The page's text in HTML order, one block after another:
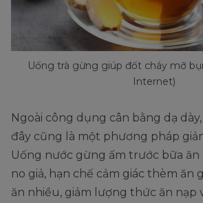
Uống trà gừng giúp đốt cháy mỡ
Internet)
Ngoài công dụng cân bằng dạ
đây cũng là một phương pháp
Uống nước gừng ấm trước bữa ăn
no giả, hạn chế cảm giác thèm ăn
ăn nhiều, giảm lượng thức ăn nạp